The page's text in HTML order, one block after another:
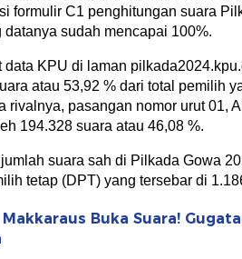
formulir C1 penghitungan suara
datanya sudah mencapai 100%.
data KPU di laman
atau 53,92 % dari total pemilih
rivalnya, pasangan nomor urut 01,
194.328 suara atau 46,08 %.
suara sah di Pilkada Gowa
tetap (DPT) yang tersebar di
Buka Suara!